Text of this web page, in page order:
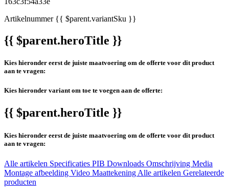
Artikelnummer{{ $parent.variantSku }}
{{ $parent.heroTitle }}
Kies hieronder eerst de juiste maatvoering om de offerte voor dit product
aan te vragen:
Kies hieronder variant om toe te voegen aan de offerte:
{{ $parent.heroTitle }}
Kies hieronder eerst de juiste maatvoering om de offerte voor dit product
aan te vragen:
Alle artikelen Specificaties PIB Downloads Omschrijving Media
Montage afbeelding Video Maattekening Alle artikelen Gerelateerde
producten